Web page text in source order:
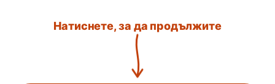
Натиснете, за да продължите